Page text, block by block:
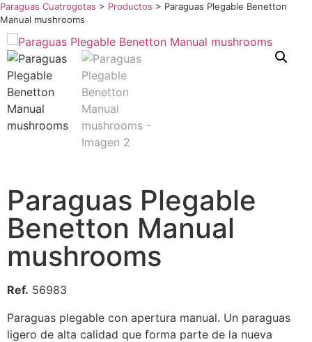
Paraguas Cuatrogotas > Productos > Paraguas Plegable Benetton
Manual mushrooms
Paraguas Plegable
Benetton Manual
mushrooms
Ref. 56983
Paraguas plegable con apertura manual. Un paraguas
ligero de alta calidad que forma parte de la nueva